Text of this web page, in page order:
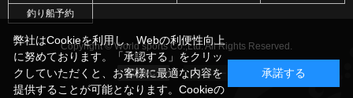
釣り船予約
Copyright © World sports Co.,Ltd. All Rights Reserved.
弊社はCookieを利用し、Webの利便性向上
に努めております。「承認する」をクリッ
クしていただくと、お客様に最適な内容を
提供することが可能となります。Cookieの
承諾する